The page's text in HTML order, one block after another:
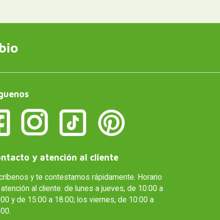
y atención al cliente
y te contestamos rápidamente. Horario
al cliente: de lunes a jueves, de 10:00 a
y de 15:00 a 18:00; los viernes, de 10:00 a